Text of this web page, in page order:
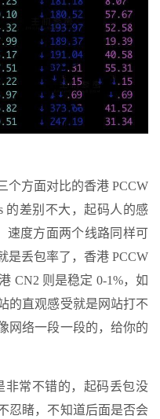
个方面对比的香港 PCCW
的差别不大，起码人的感
速度方面两个线路同样可
是丢包率了，香港 PCCW
CN2 则是稳定 0-1%，如
的直观感受就是网站打不
网络一段一段的，给你的
非常不错的，起码丢包没
忍睹，不知道后面是否会